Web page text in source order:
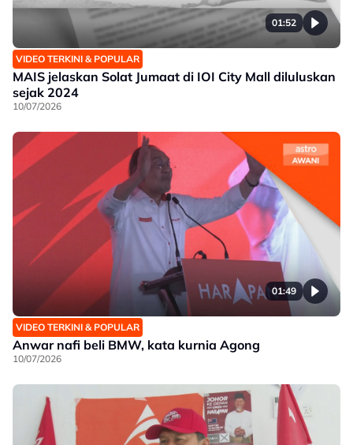
01:52
VIDEO TERKINI & POPULAR
MAIS jelaskan Solat Jumaat di IOI City Mall diluluskan
sejak 2024
10/07/2026
01:49
VIDEO TERKINI & POPULAR
Anwar nafi beli BMW, kata kurnia Agong
10/07/2026